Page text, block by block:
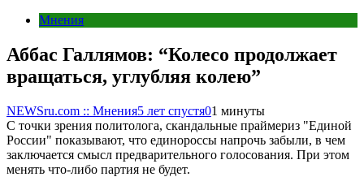
Мнения
Аббас Галлямов: “Колесо продолжает
вращаться, углубляя колею”
NEWSru.com :: Мнения5 лет спустя01 минуты
С точки зрения политолога, скандальные праймериз "Единой
России" показывают, что единороссы напрочь забыли, в чем
заключается смысл предварительного голосования. При этом
менять что-либо партия не будет.